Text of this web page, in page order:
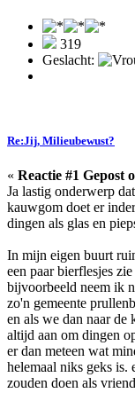
319
Geslacht:
Re:Jij, Milieubewust?
« Reactie #1 Gepost
Ja lastig onderwerp
kauwgom doet er
dingen als glas en
In mijn eigen buurt
een paar bierflesjes
bijvoorbeeld neem ik
zo'n gemeente
en als we dan naar
altijd aan om dingen
er dan meteen wat
helemaal niks geks is.
zouden doen als